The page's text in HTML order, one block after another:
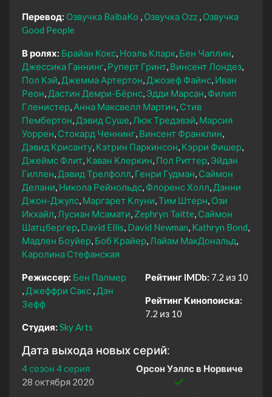
Перевод: Озвучка BaibaKo Озвучка Ozz Озвучка
Good People
В ролях: Брайан Кокс Ноэль Кларк Бен Чаплин
Джессика Ганнинг Руперт Гринт Винсент Лондез
Пол Кэй Джемма Артертон Джозеф Файнс Иван
Реон Дастин Демри-Бёрнс Эдди Марсан Филип
Гленистер Анна Максвелл Мартин Стив
Пембертон Дэвид Суше Люк Тредэвэй Марсия
Уоррен Стокард Ченнинг Винсент Франклин
Дэвид Крисанту Кэтрин Паркинсон Кэрри Фишер
Джеймс Флит Каван Клеркин Пол Риттер Эйдан
Гиллен Дэвид Трелфолл Генри Гудман Саймон
Делани Никола Рейнольдс Флоренс Холл Дэнни
Джон-Джулс Маргарет Клуни Тим Штерн Ози
Икхайл Лусиан Мсамати Zephryn Taitte Саймон
Шатцбергер David Ellis David Newman Kathryn Bond
Мадлен Боуйер Боб Крайер Лайам МакДональд
Каролина Стефанская
Режиссер: Бен Палмер
Джеффри Сакс Дэн
Зефф
Студия: Sky Arts
Рейтинг IMDb: 7.2 из 10
Рейтинг Кинопоиска:
7.2 из 10
Дата выхода новых серий:
4 сезон 4 серия
Орсон Уэллс в Норвиче
28 октября 2020